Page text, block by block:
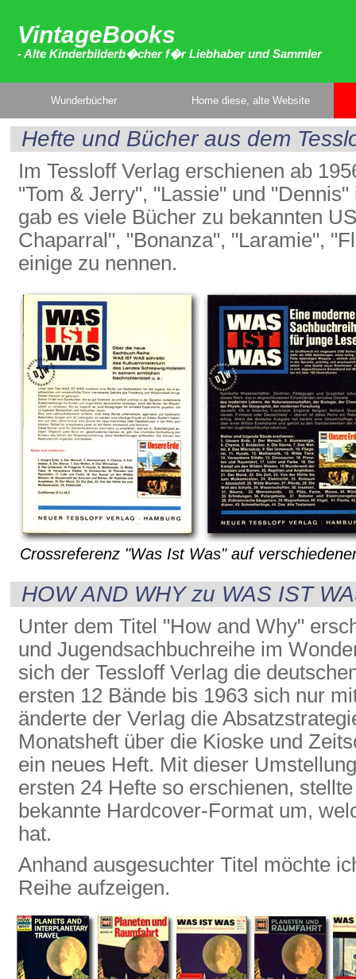
VintageBooks
- Alte Kinderbilderb�cher f�r Liebhaber und Sammler
Wunderbücher Home diese, alte Website
Hefte und Bücher aus dem
Im Tessloff Verlag erschienen ab
"Tom & Jerry", "Lassie" und
gab es viele Bücher zu bekannten
Chaparral", "Bonanza", "Laramie",
einige zu nennen.
Crossreferenz "Was Ist Was" auf
HOW AND WHY zu WAS IST
Unter dem Titel "How and Why"
und Jugendsachbuchreihe im
sich der Tessloff Verlag die
ersten 12 Bände bis 1963 sich nur
änderte der Verlag die
Monatsheft über die Kioske und
ein neues Heft. Mit dieser
ersten 24 Hefte so erschienen,
bekannte Hardcover-Format um,
hat.
Anhand ausgesuchter Titel möchte
Reihe aufzeigen.